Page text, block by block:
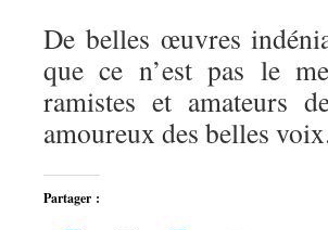
De belles œuvres
que ce n’est pas le
ramistes et amateurs
amoureux des belles
Partager :